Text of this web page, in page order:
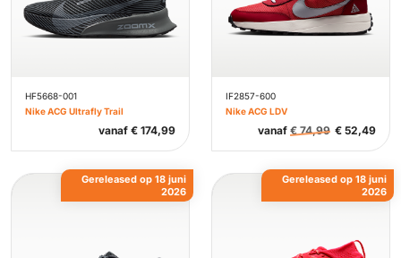
HF5668-001
Nike ACG Ultrafly Trail
vanaf € 174,99
IF2857-600
Nike ACG LDV
vanaf €74,99 € 52,49
Gereleased op 18 juni
2026
Gereleased op 18 juni
2026